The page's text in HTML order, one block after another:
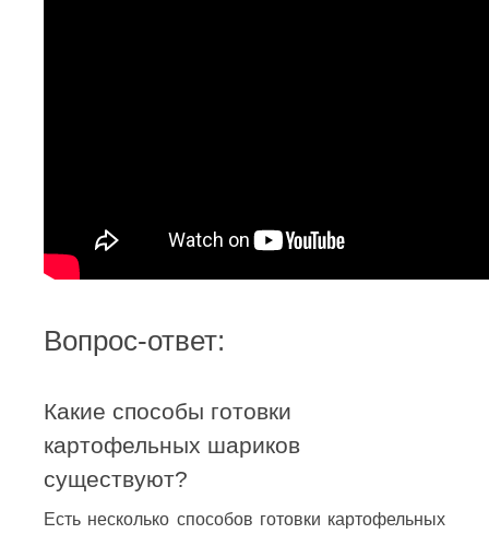
Вопрос-ответ:
Какие способы готовки
картофельных шариков
существуют?
Есть несколько способов готовки картофельных